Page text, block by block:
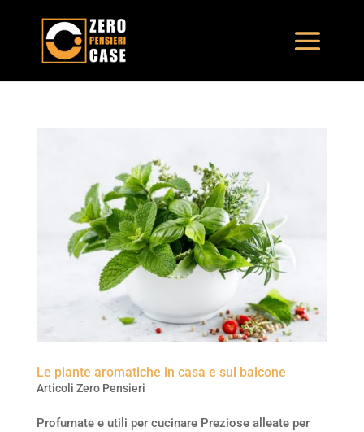
Le piante aromatiche in casa e sul balcone
Articoli Zero Pensieri
Profumate e utili per cucinare Preziose alleate per